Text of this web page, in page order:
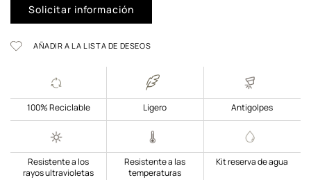
Solicitar información
AÑADIR A LA LISTA DE DESEOS
100% Reciclable Ligero Antigolpes
Resistente a los
rayos ultravioletas
Resistente a las
temperaturas
Kit reserva de agua